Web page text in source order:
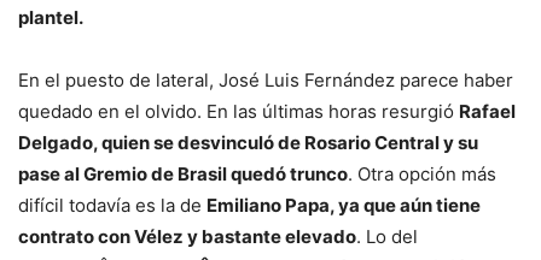
plantel.
En el puesto de lateral, José Luis Fernández parece haber
quedado en el olvido. En las últimas horas resurgió Rafael
Delgado, quien se desvinculó de Rosario Central y su
pase al Gremio de Brasil quedó trunco. Otra opción más
difícil todavía es la de Emiliano Papa, ya que aún tiene
contrato con Vélez y bastante elevado. Lo del